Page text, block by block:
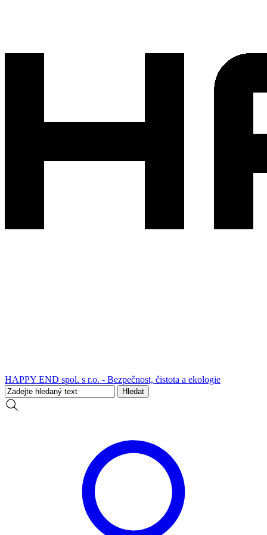
HAPPY END spol. s r.o. - Bezpečnost, čistota a ekologie